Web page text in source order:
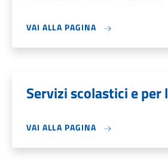
VAI ALLA PAGINA
Servizi scolastici e
VAI ALLA PAGINA